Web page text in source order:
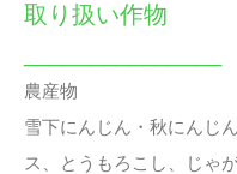
取り扱い作物
農産物
雪下にんじん・秋にんじ
ス、とうもろこし、じゃ